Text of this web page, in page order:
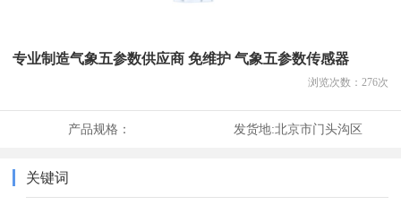
专业制造气象五参数供应商 免维护 气象五参数传感器
浏览次数： 276次
产品规格： 发货地:北京市门头沟区
关键词